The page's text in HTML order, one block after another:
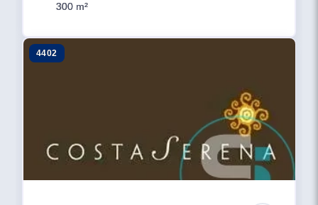
300 m²
4402